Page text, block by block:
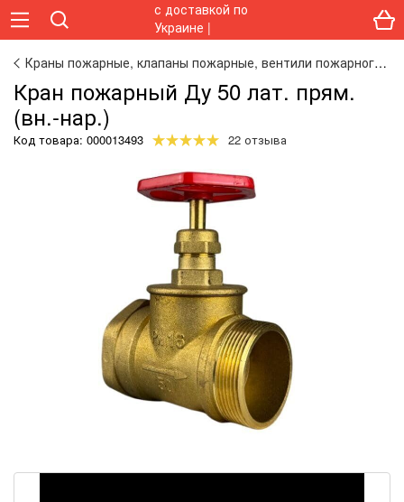
Краны пожарные, клапаны пожарные, вентили пожарного крана
Кран пожарный Ду 50 лат. прям.
(вн.-нар.)
Код товара: 000013493 22 отзыва